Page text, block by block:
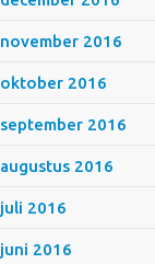
november 2016
oktober 2016
september 2016
augustus 2016
juli 2016
juni 2016